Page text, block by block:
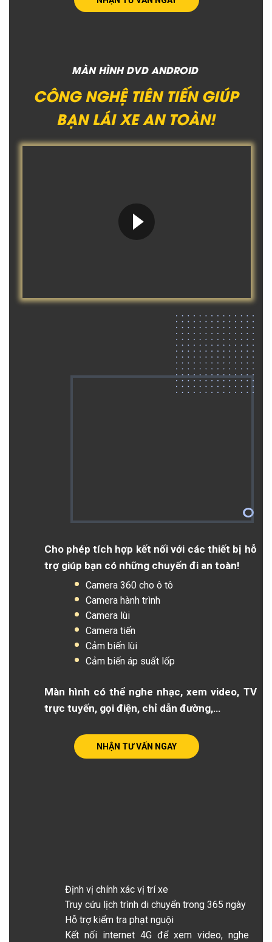
NHẬN TƯ VẤN NGAY
MÀN HÌNH DVD ANDROID
CÔNG NGHỆ TIÊN TIẾN GIÚP
BẠN LÁI XE AN TOÀN!
Camera 360 cho ô tô
Camera hành trình
Camera lùi
Camera tiến
Cảm biến lùi
Cảm biến áp suất lốp
Cho phép tích hợp kết nối với các thiết bị hỗ
trợ giúp bạn có những chuyến đi an toàn!
Màn hình có thể nghe nhạc, xem video, TV
trực tuyến, gọi điện, chỉ dẫn đường,…
Định vị chính xác vị trí xe
Truy cứu lịch trình di chuyển trong 365 ngày
Hỗ trợ kiểm tra phạt nguội
Kết nối internet 4G để xem video, nghe